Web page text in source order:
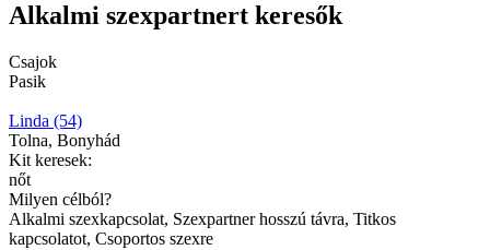
Alkalmi szexpartnert keresők
Csajok
Pasik
Linda (54)
Tolna, Bonyhád
Kit keresek:
nőt
Milyen célból?
Alkalmi szexkapcsolat, Szexpartner hosszú távra, Titkos
kapcsolatot, Csoportos szexre